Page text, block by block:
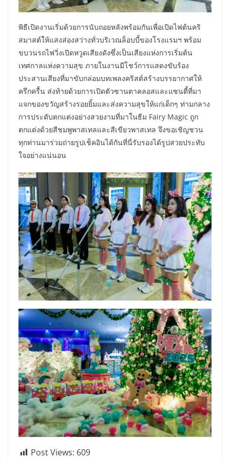
พิธีเปิดงานเริ่มด้วยการนับถอยหลังพร้อมกันเพื่อเปิดไฟต้นคริ
สมาสต์ให้แสงส่องสว่างทั่วบริเวณล็อบบี้ของโรงแรมฯ พร้อม
ขบวนรถไฟวิ่งเปิดหวูดเสียงดังซึ่งเป็นเสียงแห่งการเริ่มต้น
เทศกาลแห่งความสุข ภายในงานมีโชว์การแสดงขับร้อง
ประสานเสียงที่มาขับกล่อมบทเพลงคริสต์สร้างบรรยากาศให้
ครึกครื้น ส่งท้ายด้วยการเปิดตัวซานตาคลอสและแซนตี้ที่มา
แจกของขวัญสร้างรอยยิ้มและส่งความสุขให้แก่เด็กๆ ท่ามกลาง
การประดับตกแต่งอย่างสวยงามที่มาในธีม Fairy Magic ถูก
ตกแต่งด้วยสีชมพูพาสเทลและสีเขียวพาสเทล จึงขอเชิญชวน
ทุกท่านมาร่วมถ่ายรูปเช็คอินได้กันที่นี่รับรองได้รูปสวยประทับ
ใจอย่างแน่นอน
Post Views: 609